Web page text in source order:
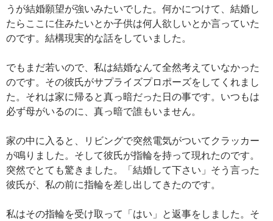
うが結婚願望が強いみたいでした。何かにつけて、結婚し
たらここに住みたいとか子供は何人欲しいとか言っていた
のです。結構現実的な話をしていました。
でもまだ若いので、私は結婚なんて全然考えていなかった
のです。その彼氏がサプライズプロポーズをしてくれまし
た。それは家に帰ると真っ暗だった日の事です。いつもは
必ず母がいるのに、真っ暗で誰もいません。
家の中に入ると、リビングで突然電気がついてクラッカー
が鳴りました。そして彼氏が指輪を持って現れたのです。
突然でとても驚きました。「結婚して下さい」そう言った
彼氏が、私の前に指輪を差し出してきたのです。
私はその指輪を受け取って「はい」と返事をしました。そ